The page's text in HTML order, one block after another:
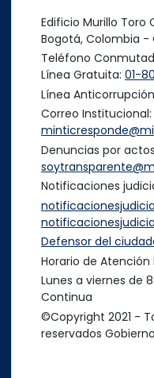
Edificio Murillo Toro
Bogotá, Colombia -
Teléfono
Línea Gratuita: 01-
Línea
Correo Institucional:
Denuncias por
Notificaciones
Defensor del
Horario de Atención
Lunes a viernes de
Continua
©Copyright 2021 -
reservados